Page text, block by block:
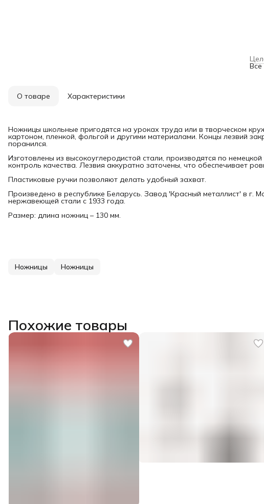
Все
О товаре Характеристики
Ножницы школьные пригодятся на уроках труда или в творческом
картоном, пленкой, фольгой и другими материалами. Концы лезвий
поранился.
Изготовлены из высокоуглеродистой стали, производятся по
контроль качества. Лезвия аккуратно заточены, что обеспечивает
Пластиковые ручки позволяют делать удобный захват.
Произведено в республике Беларусь. Завод 'Красный металлист' в г.
нержавеющей стали с 1933 года.
Размер: длина ножниц – 130 мм.
Ножницы Ножницы
Похожие товары